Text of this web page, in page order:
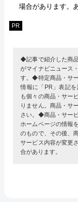
場合があります。
PR
◆記事で紹介した商
がマイナビニュース
す。◆特定商品・サ
情報に「PR」表記
も個々の商品・サー
りません。商品・サ
さい。◆商品・サー
ホームページの情報
のもので、その後、
サービス内容が変更
合があります。